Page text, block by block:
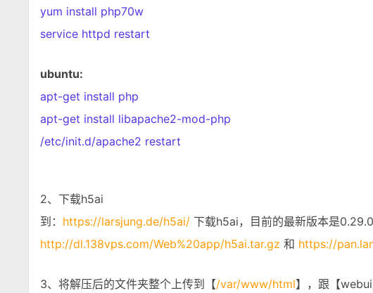
yum install php70w
service httpd restart
ubuntu:
apt-get install php
apt-get install libapache2-mod-php
/etc/init.d/apache2 restart
2、下载h5ai
到： https://larsjung.de/h5ai/ 下载h5ai，目前的最新版本是
http://dl.138vps.com/Web%20app/h5ai.tar.gz 和 https://
3、将解压后的文件夹整个上传到【/var/www/html】，跟【